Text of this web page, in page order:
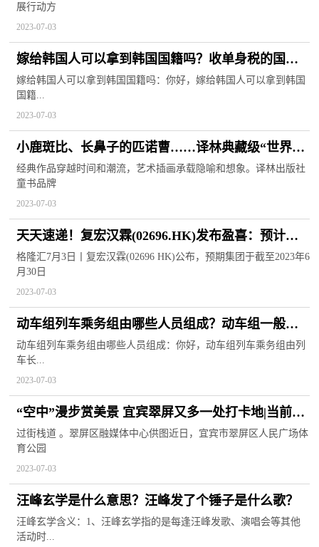
展行动方
2023-07-03
嫁给韩国人可以拿到韩国国籍吗？收单身税的国家
有哪些？
嫁给韩国人可以拿到韩国国籍吗：你好，嫁给韩国人可以拿到韩国
国籍...
2023-07-03
小鹿斑比、长鼻子的匹诺曹……译林典藏级“世界儿
童文学经典”首发 当前快播
经典作品穿越时间和潮流，艺术插画承载隐喻和想象。译林出版社
童书品牌
2023-07-03
天天速递！复宏汉霖(02696.HK)发布盈喜：预计半
年度录得期内利润约2亿元 首次实现半年度盈利
格隆汇7月3日丨复宏汉霖(02696 HK)公布，预期集团于截至2023年6
月30日
2023-07-03
动车组列车乘务组由哪些人员组成？动车组一般情
况下不得通过半径小于多少？
动车组列车乘务组由哪些人员组成：你好，动车组列车乘务组由列
车长...
2023-07-03
“空中”漫步赏美景 宜宾翠屏又多一处打卡地|当前视
点
过街栈道 。翠屏区融媒体中心供图近日，宜宾市翠屏区人民广场体
育公园
2023-07-03
汪峰玄学是什么意思？汪峰发了个锤子是什么歌？
汪峰玄学含义：1、汪峰玄学指的是每逢汪峰发歌、演唱会等其他
活动时...